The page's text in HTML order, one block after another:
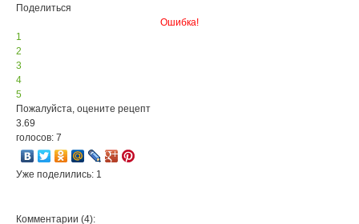
Поделиться
Ошибка!
1
2
3
4
5
Пожалуйста, оцените рецепт
3.69
голосов: 7
Уже поделились: 1
Комментарии (4):